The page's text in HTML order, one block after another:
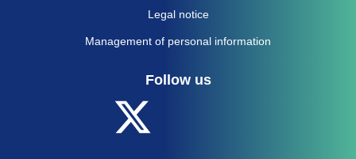
Legal notice
Management of personal information
Follow us